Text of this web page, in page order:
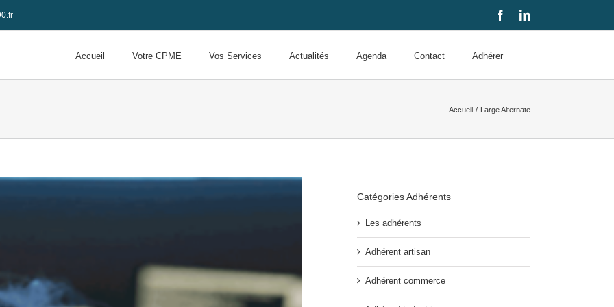
FacebookLinkedIn
Accueil Votre CPME Vos Services Actualités Agenda Contact Adhérer
Accueil Large Alternate
Catégories Adhérents
Les adhérents
Adhérent artisan
Adhérent commerce